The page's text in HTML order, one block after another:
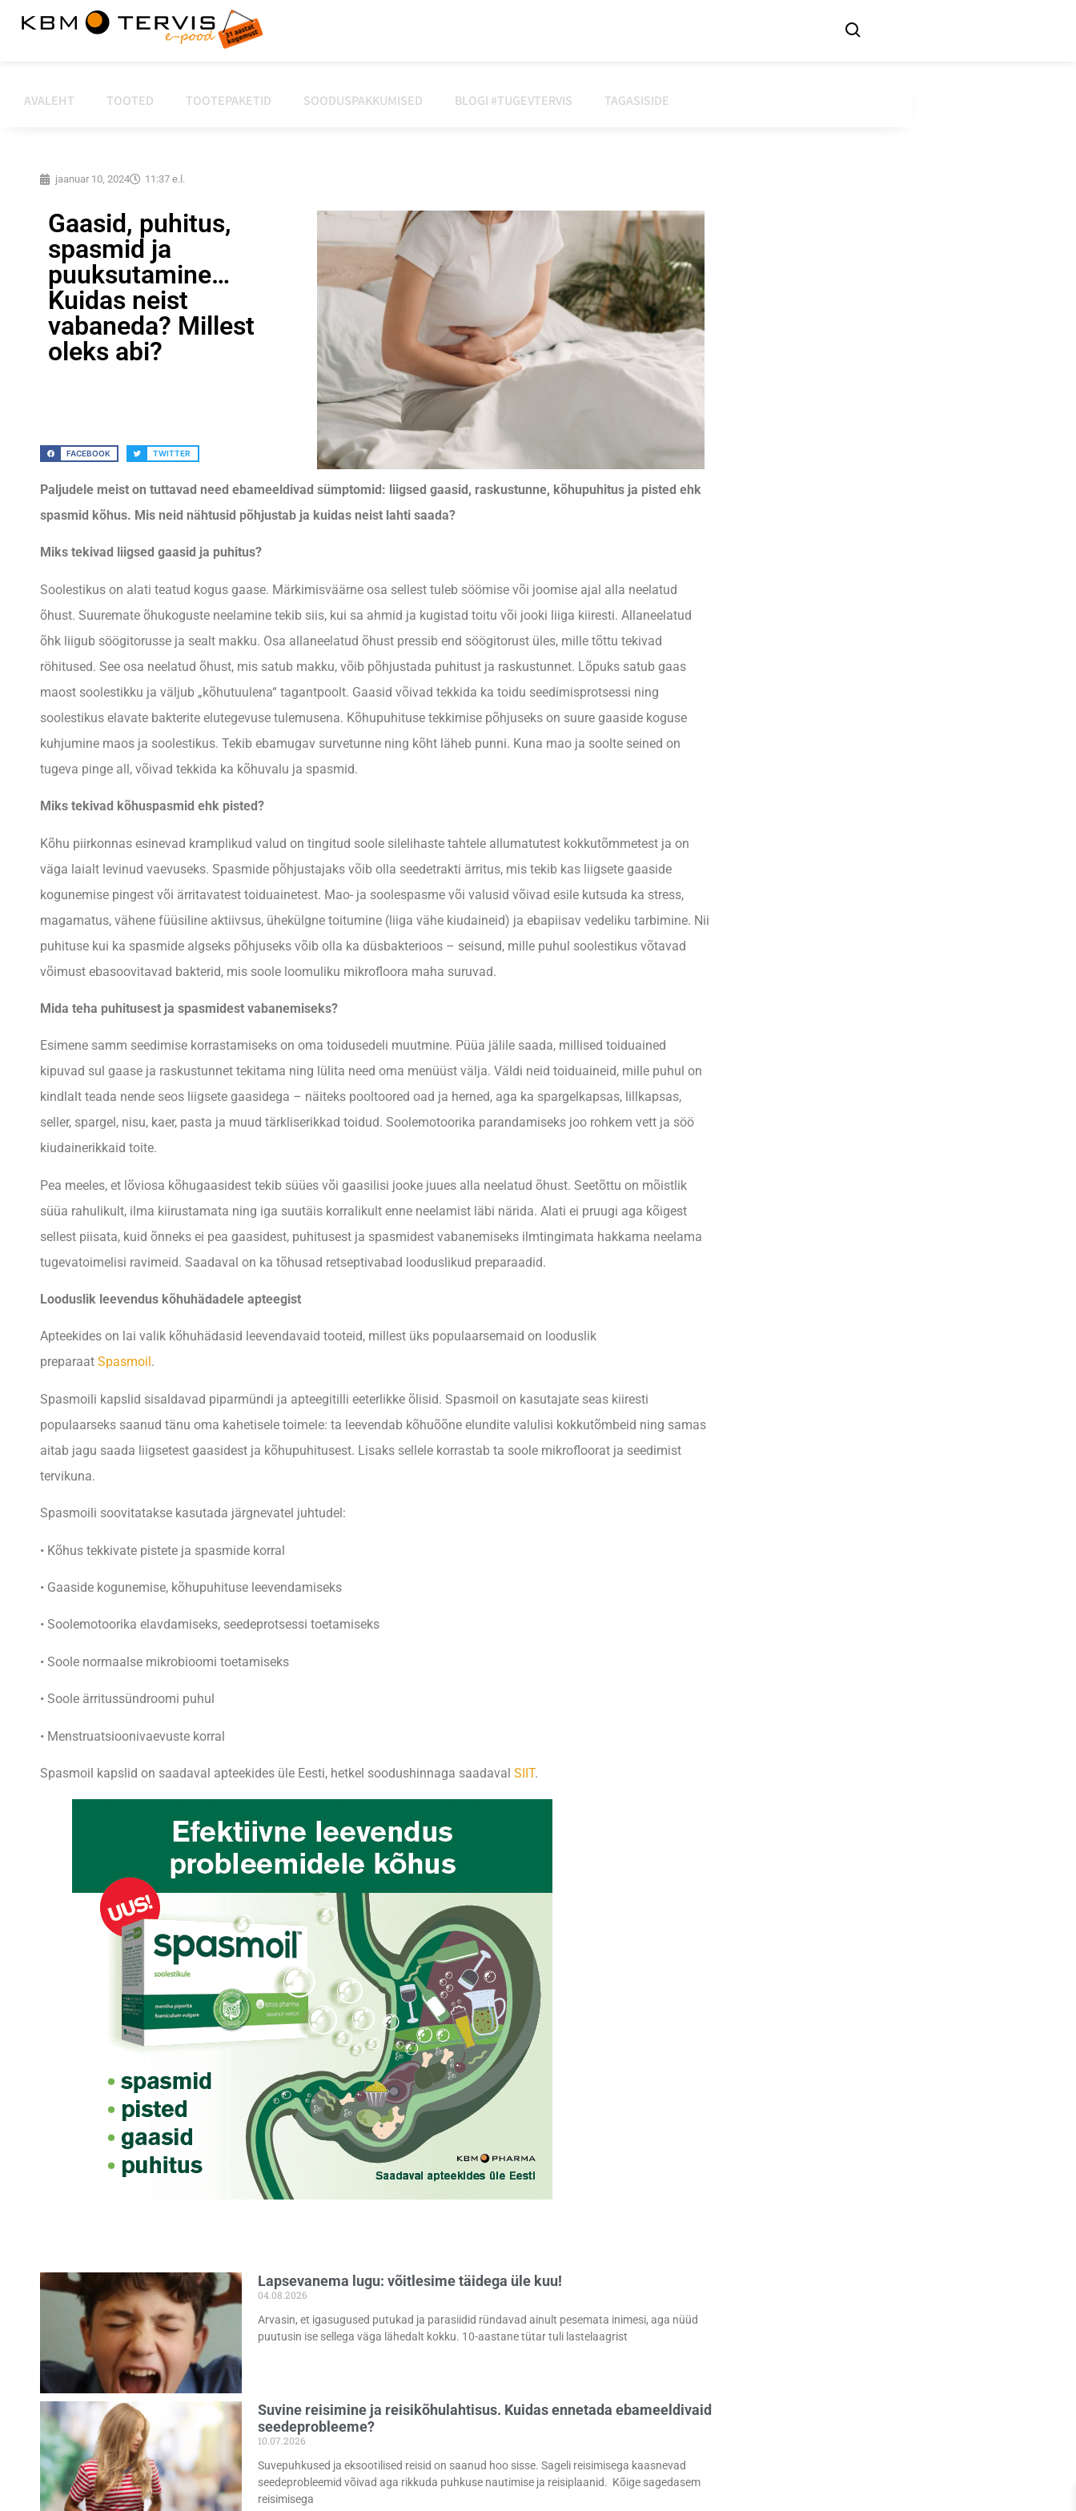
AVALEHT TOOTED TOOTEPAKETID SOODUSPAKKUMISED BLOGI #TUGEVTERVIS TAGASISIDE
jaanuar 10, 2024 11:37 e.l.
Gaasid, puhitus,
spasmid ja
puuksutamine…
Kuidas neist
vabaneda? Millest
oleks abi?
FACEBOOK TWITTER
Paljudele meist on tuttavad need ebameeldivad sümptomid: liigsed gaasid, raskustunne, kõhupuhitus ja pisted ehk
spasmid kõhus. Mis neid nähtusid põhjustab ja kuidas neist lahti saada?
Miks tekivad liigsed gaasid ja puhitus?
Soolestikus on alati teatud kogus gaase. Märkimisväärne osa sellest tuleb söömise või joomise ajal alla neelatud
õhust. Suuremate õhukoguste neelamine tekib siis, kui sa ahmid ja kugistad toitu või jooki liiga kiiresti. Allaneelatud
õhk liigub söögitorusse ja sealt makku. Osa allaneelatud õhust pressib end söögitorust üles, mille tõttu tekivad
röhitused. See osa neelatud õhust, mis satub makku, võib põhjustada puhitust ja raskustunnet. Lõpuks satub gaas
maost soolestikku ja väljub „kõhutuulena“ tagantpoolt. Gaasid võivad tekkida ka toidu seedimisprotsessi ning
soolestikus elavate bakterite elutegevuse tulemusena. Kõhupuhituse tekkimise põhjuseks on suure gaaside koguse
kuhjumine maos ja soolestikus. Tekib ebamugav survetunne ning kõht läheb punni. Kuna mao ja soolte seined on
tugeva pinge all, võivad tekkida ka kõhuvalu ja spasmid.
Miks tekivad kõhuspasmid ehk pisted?
Kõhu piirkonnas esinevad kramplikud valud on tingitud soole silelihaste tahtele allumatutest kokkutõmmetest ja on
väga laialt levinud vaevuseks. Spasmide põhjustajaks võib olla seedetrakti ärritus, mis tekib kas liigsete gaaside
kogunemise pingest või ärritavatest toiduainetest. Mao- ja soolespasme või valusid võivad esile kutsuda ka stress,
magamatus, vähene füüsiline aktiivsus, ühekülgne toitumine (liiga vähe kiudaineid) ja ebapiisav vedeliku tarbimine. Nii
puhituse kui ka spasmide algseks põhjuseks võib olla ka düsbakterioos – seisund, mille puhul soolestikus võtavad
võimust ebasoovitavad bakterid, mis soole loomuliku mikrofloora maha suruvad.
Mida teha puhitusest ja spasmidest vabanemiseks?
Esimene samm seedimise korrastamiseks on oma toidusedeli muutmine. Püüa jälile saada, millised toiduained
kipuvad sul gaase ja raskustunnet tekitama ning lülita need oma menüüst välja. Väldi neid toiduaineid, mille puhul on
kindlalt teada nende seos liigsete gaasidega – näiteks pooltoored oad ja herned, aga ka spargelkapsas, lillkapsas,
seller, spargel, nisu, kaer, pasta ja muud tärkliserikkad toidud. Soolemotoorika parandamiseks joo rohkem vett ja söö
kiudainerikkaid toite.
Pea meeles, et lõviosa kõhugaasidest tekib süües või gaasilisi jooke juues alla neelatud õhust. Seetõttu on mõistlik
süüa rahulikult, ilma kiirustamata ning iga suutäis korralikult enne neelamist läbi närida. Alati ei pruugi aga kõigest
sellest piisata, kuid õnneks ei pea gaasidest, puhitusest ja spasmidest vabanemiseks ilmtingimata hakkama neelama
tugevatoimelisi ravimeid. Saadaval on ka tõhusad retseptivabad looduslikud preparaadid.
Looduslik leevendus kõhuhädadele apteegist
Apteekides on lai valik kõhuhädasid leevendavaid tooteid, millest üks populaarsemaid on looduslik
preparaat Spasmoil .
Spasmoili kapslid sisaldavad piparmündi ja apteegitilli eeterlikke õlisid. Spasmoil on kasutajate seas kiiresti
populaarseks saanud tänu oma kahetisele toimele: ta leevendab kõhuõõne elundite valulisi kokkutõmbeid ning samas
aitab jagu saada liigsetest gaasidest ja kõhupuhitusest. Lisaks sellele korrastab ta soole mikrofloorat ja seedimist
tervikuna.
Spasmoili soovitatakse kasutada järgnevatel juhtudel:
• Kõhus tekkivate pistete ja spasmide korral
• Gaaside kogunemise, kõhupuhituse leevendamiseks
• Soolemotoorika elavdamiseks, seedeprotsessi toetamiseks
• Soole normaalse mikrobioomi toetamiseks
• Soole ärritussündroomi puhul
• Menstruatsioonivaevuste korral
Spasmoil kapslid on saadaval apteekides üle Eesti, hetkel soodushinnaga saadaval SIIT.
Lapsevanema lugu: võitlesime täidega üle kuu!
04.08.2026
Arvasin, et igasugused putukad ja parasiidid ründavad ainult pesemata inimesi, aga nüüd
puutusin ise sellega väga lähedalt kokku. 10-aastane tütar tuli lastelaagrist
Suvine reisimine ja reisikõhulahtisus. Kuidas ennetada ebameeldivaid
seedeprobleeme?
10.07.2026
Suvepuhkused ja eksootilised reisid on saanud hoo sisse. Sageli reisimisega kaasnevad
seedeprobleemid võivad aga rikkuda puhkuse nautimise ja reisiplaanid. Kõige sagedasem
reisimisega